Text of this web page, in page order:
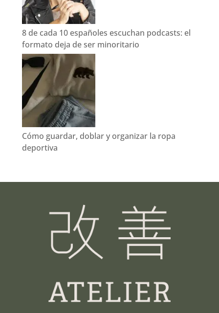
8 de cada 10 españoles escuchan podcasts: el
formato deja de ser minoritario
Cómo guardar, doblar y organizar la ropa
deportiva